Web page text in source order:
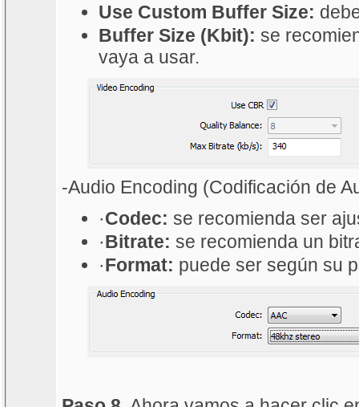
Use Custom Buffer Size:
Buffer Size (Kbit): se
vaya a usar.
-Audio Encoding (Codificación de
·Codec: se recomienda ser
·Bitrate: se recomienda un
·Format: puede ser según su